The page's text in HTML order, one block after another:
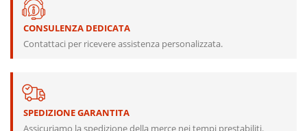
CONSULENZA DEDICATA
Contattaci per ricevere assistenza personalizzata.
SPEDIZIONE GARANTITA
Assicuriamo la spedizione della merce nei tempi prestabiliti.